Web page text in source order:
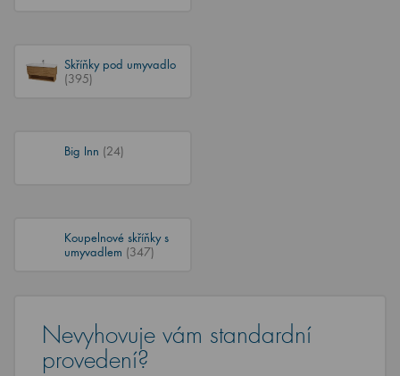
Skříňky pod umyvadlo
(395)
Big Inn (24)
Koupelnové skříňky s
umyvadlem (347)
Nevyhovuje vám standardní
provedení?